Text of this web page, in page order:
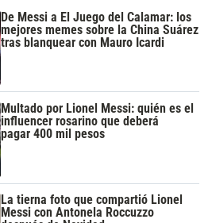
De Messi a El Juego del Calamar: los
mejores memes sobre la China Suárez
tras blanquear con Mauro Icardi
Multado por Lionel Messi: quién es el
influencer rosarino que deberá
pagar 400 mil pesos
La tierna foto que compartió Lionel
Messi con Antonela Roccuzzo